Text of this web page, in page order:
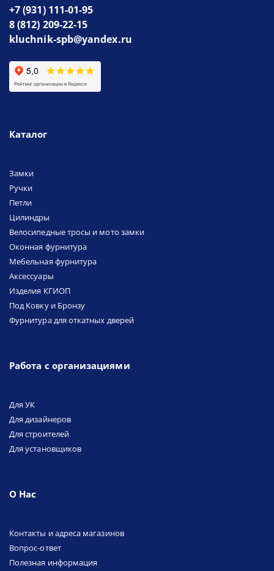
+7 (931) 111-01-95
8 (812) 209-22-15
kluchnik-spb@yandex.ru
Каталог
Замки
Ручки
Петли
Цилиндры
Велосипедные тросы и мото замки
Оконная фурнитура
Мебельная фурнитура
Аксессуары
Изделия КГИОП
Под Ковку и Бронзу
Фурнитура для откатных дверей
Работа с организациями
Для УК
Для дизайнеров
Для строителей
Для установщиков
О Нас
Контакты и адреса магазинов
Вопрос-ответ
Полезная информация